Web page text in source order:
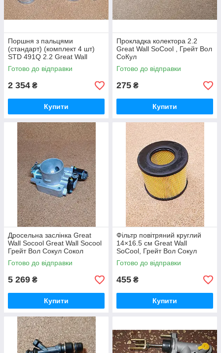
Поршня з пальцями
(стандарт) (комплект 4 шт)
STD 491Q 2.2 Great Wall
SoCool Грейт Вол СоКул
Готово до відправки
2 354 ₴
Купити
Прокладка колектора 2.2
Great Wall SoCool , Грейт Вол
СоКул
Готово до відправки
275 ₴
Купити
Дросельна заслінка Great
Wall Socool Great Wall Socool
Грейт Вол Сокул Сокол
Готово до відправки
5 269 ₴
Купити
Фільтр повітряний круглий
14×16.5 см Great Wall
SoCool, Грейт Вол Сокул
Готово до відправки
455 ₴
Купити